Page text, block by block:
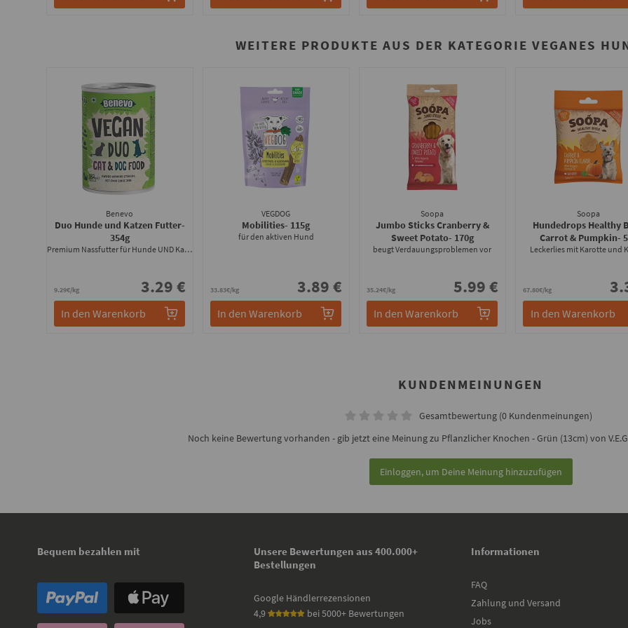
WEITERE PRODUKTE AUS DER KATEGORIE VEGANES
Benevo
Duo Hunde und Katzen Futter-
354g
Premium Nassfutter für Hunde UND Katzen
9.29€/kg 3.29 €
In den Warenkorb
VEGDOG
Mobilities- 115g
für den aktiven Hund
33.83€/kg 3.89 €
In den Warenkorb
Soopa
Jumbo Sticks Cranberry &
Sweet Potato- 170g
beugt Verdauungsproblemen vor
35.24€/kg 5.99 €
In den Warenkorb
Soopa
Hundedrops Healthy
Carrot & Pumpkin-
Leckerlies mit Karotte und
67.80€/kg
In den Warenkorb
KUNDENMEINUNGEN
Gesamtbewertung (0 Kundenmeinungen)
Noch keine Bewertung vorhanden - gib jetzt eine Meinung zu Pflanzlicher Knochen - Grün (13cm) von
Einloggen, um Deine Meinung hinzuzufügen
Bequem bezahlen mit
Unsere Bewertungen aus 400.000+
Bestellungen
Google Händlerrezensionen
4,9
bei 5000+ Bewertungen
Informationen
FAQ
Zahlung und Versand
Jobs